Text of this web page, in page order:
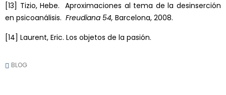
[13] Tizio, Hebe. Aproximaciones al tema de la desinserción
en psicoanálisis. Freudiana 54, Barcelona, 2008.
[14] Laurent, Eric. Los objetos de la pasión.
BLOG